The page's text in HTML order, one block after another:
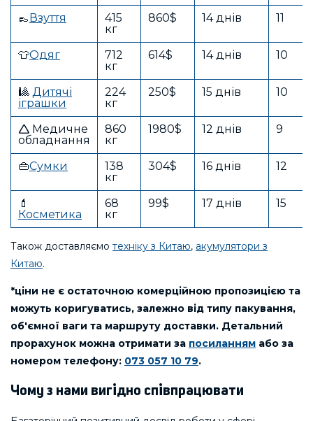
👞 Взуття
415
кг
860$ 14 днів 11
👕Одяг
712
кг
614$ 14 днів 10
🎱 Дитячі
іграшки
224
кг
250$ 15 днів 10
🛆 Медичне
обладнання
860
кг
1980$ 12 днів 9
👜Сумки
138
кг
304$ 16 днів 12
💄
Косметика
68
кг
99$ 17 днів 15
Також доставляємо техніку з Китаю, акумулятори з
Китаю.
*ціни не є остаточною комерційною пропозицією та
можуть коригуватись, залежно від типу пакування,
об'ємної ваги та маршруту доставки. Детальний
прорахунок можна отримати за посиланням або за
номером телефону: 073 057 10 79.
Чому з нами вигідно співпрацювати